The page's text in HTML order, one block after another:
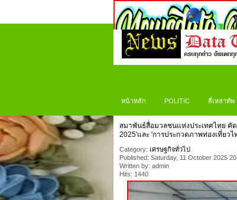
หน้าหลัก POLITIC สี่เหล่าทัพ
สมาพันธ์สื่อมวลชนแห่งประเทศไทย คั
2025'และ 'การประกวดภาพท่องเที่ยวไ
Category: เศรษฐกิจทั่วไป
Published: Saturday, 11 October 2025
Written by: admin
Hits: 1440